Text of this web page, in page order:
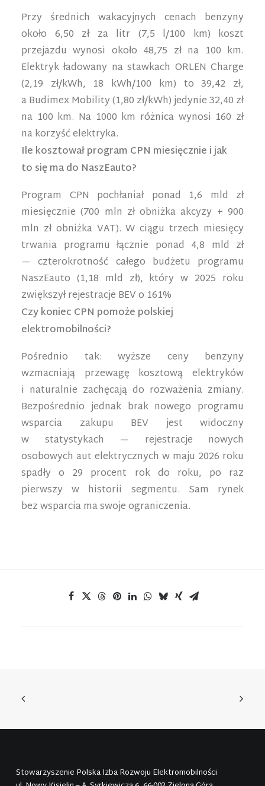
Przy średnich wakacyjnych cenach benzyny
około 6,50 zł za litr (7,5 l/100 km) koszt
przejazdu wynosi około 48,75 zł na 100 km.
Elektryk ładowany na stawkach ORLEN Charge
(2,19 zł/kWh, 18 kWh/100 km) to 39,42 zł,
a Budimex Mobility (1,80 zł/kWh) jedynie 32,40 zł
na 100 km. Na 1000 km różnica wynosi 160 zł
na korzyść elektryka.
Ile kosztował program CPN miesięcznie i jak
to się ma do NaszEauto?
Program CPN pochłaniał ponad 1,6 mld zł
miesięcznie (700 mln zł obniżka akcyzy + 900
mln zł obniżka VAT). W ciągu trzech miesięcy
trwania programu łącznie ponad 4,8 mld zł
— czterokrotność całego budżetu programu
NaszEauto (1,18 mld zł), który w 2025 roku
zwiększył rejestracje BEV o 161%
Czy koniec CPN pomoże polskiej
elektromobilności?
Pośrednio tak: wyższe ceny benzyny
wzmacniają przewagę kosztową elektryków
i naturalnie zachęcają do rozważenia zmiany.
Bezpośrednio jednak brak nowego programu
wsparcia zakupu BEV jest widoczny
w statystykach — rejestracje nowych
osobowych aut elektrycznych w maju 2026 roku
spadły o 29 procent rok do roku, po raz
pierwszy w historii segmentu. Sam rynek
bez wsparcia ma swoje ograniczenia.
Stowarzyszenie Polska Izba Rozwoju Elektromobilności